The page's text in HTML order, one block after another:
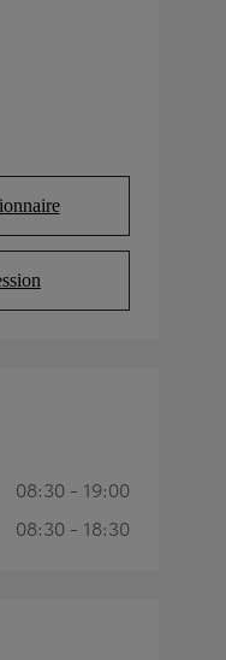
tab)
tab)
08:30 - 19:00
08:30 - 18:30